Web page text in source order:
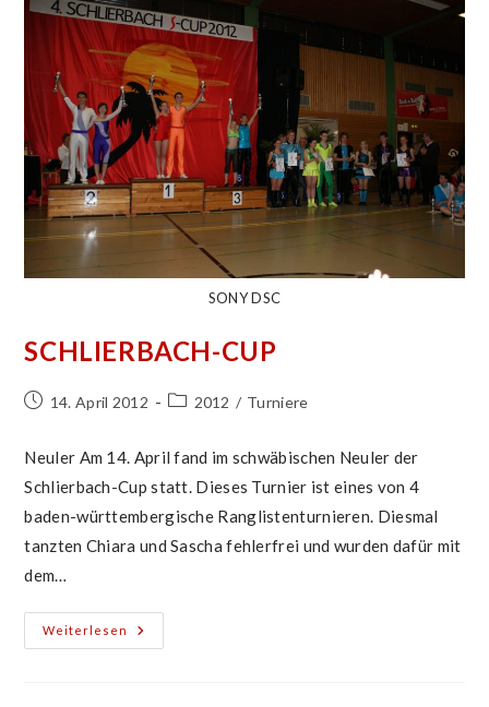
SONY DSC
SCHLIERBACH-CUP
Beitrag14. April 2012
Beitrags-
2012 / Turniere
Neuler Am 14. April fand im schwäbischen Neuler der
Schlierbach-Cup statt. Dieses Turnier ist eines von 4
baden-württembergische Ranglistenturnieren. Diesmal
tanzten Chiara und Sascha fehlerfrei und wurden dafür mit
dem…
Weiterlesen
Schlierbach-
Cup